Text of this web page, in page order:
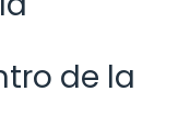
de la